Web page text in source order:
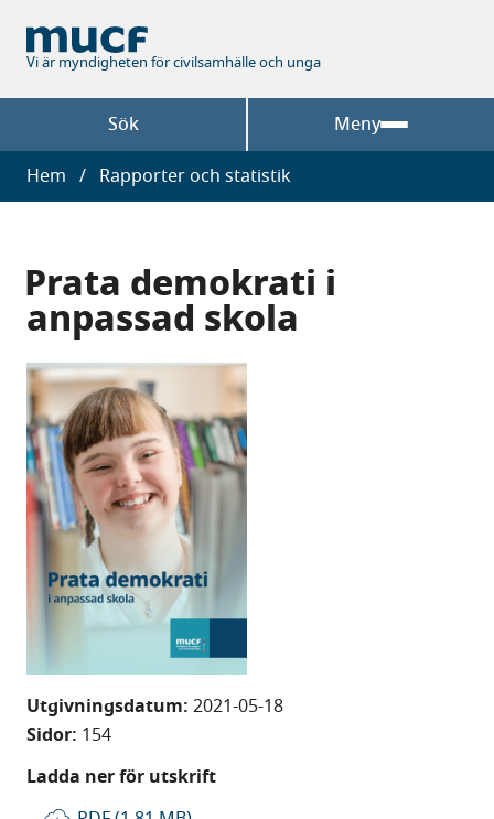
huvudinnehåll
Vi är myndigheten för civilsamhälle och unga
Sök Meny
Länkstig
Hem Rapporter och statistik
Prata demokrati i
anpassad skola
Utgivningsdatum: 2021-05-18
Sidor: 154
Ladda ner för utskrift